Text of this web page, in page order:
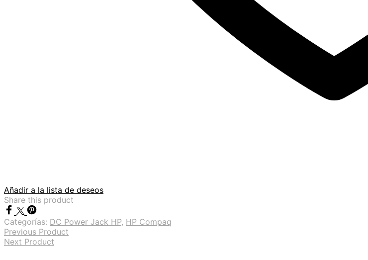
Añadir a la lista de deseos
Share this product
Categorías: DC Power Jack HP, HP Compaq
Previous Product
Next Product